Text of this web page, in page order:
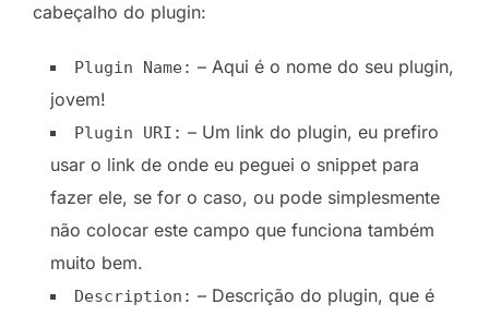
cabeçalho do plugin:
Plugin Name: – Aqui é o nome do seu plugin,
jovem!
Plugin URI: – Um link do plugin, eu prefiro
usar o link de onde eu peguei o snippet para
fazer ele, se for o caso, ou pode simplesmente
não colocar este campo que funciona também
muito bem.
Description: – Descrição do plugin, que é